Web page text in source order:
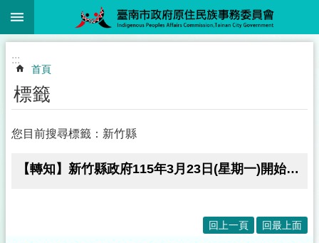
跳到主要內容區塊
:::
首頁
標籤
您目前搜尋標籤：新竹縣
【轉知】新竹縣政府115年3月23日(星期一)開始受理原住民族語言能力認證測驗獎勵
回上一頁 回最上面